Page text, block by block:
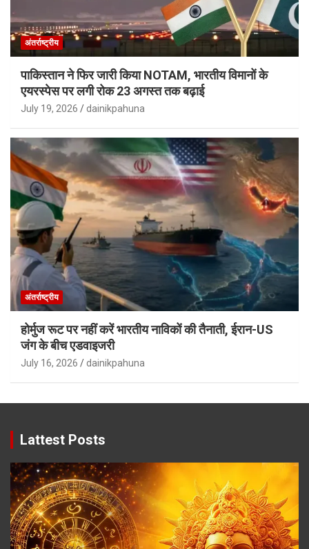
अंतर्राष्ट्रीय
पाकिस्तान ने फिर जारी किया NOTAM, भारतीय विमानों के
एयरस्पेस पर लगी रोक 23 अगस्त तक बढ़ाई
July 19, 2026 dainikpahuna
अंतर्राष्ट्रीय
होर्मुज रूट पर नहीं करें भारतीय नाविकों की तैनाती, ईरान-US
जंग के बीच एडवाइजरी
July 16, 2026 dainikpahuna
Lattest Posts